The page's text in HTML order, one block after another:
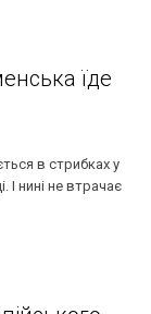
їде
в стрибках у
І нині не втрачає